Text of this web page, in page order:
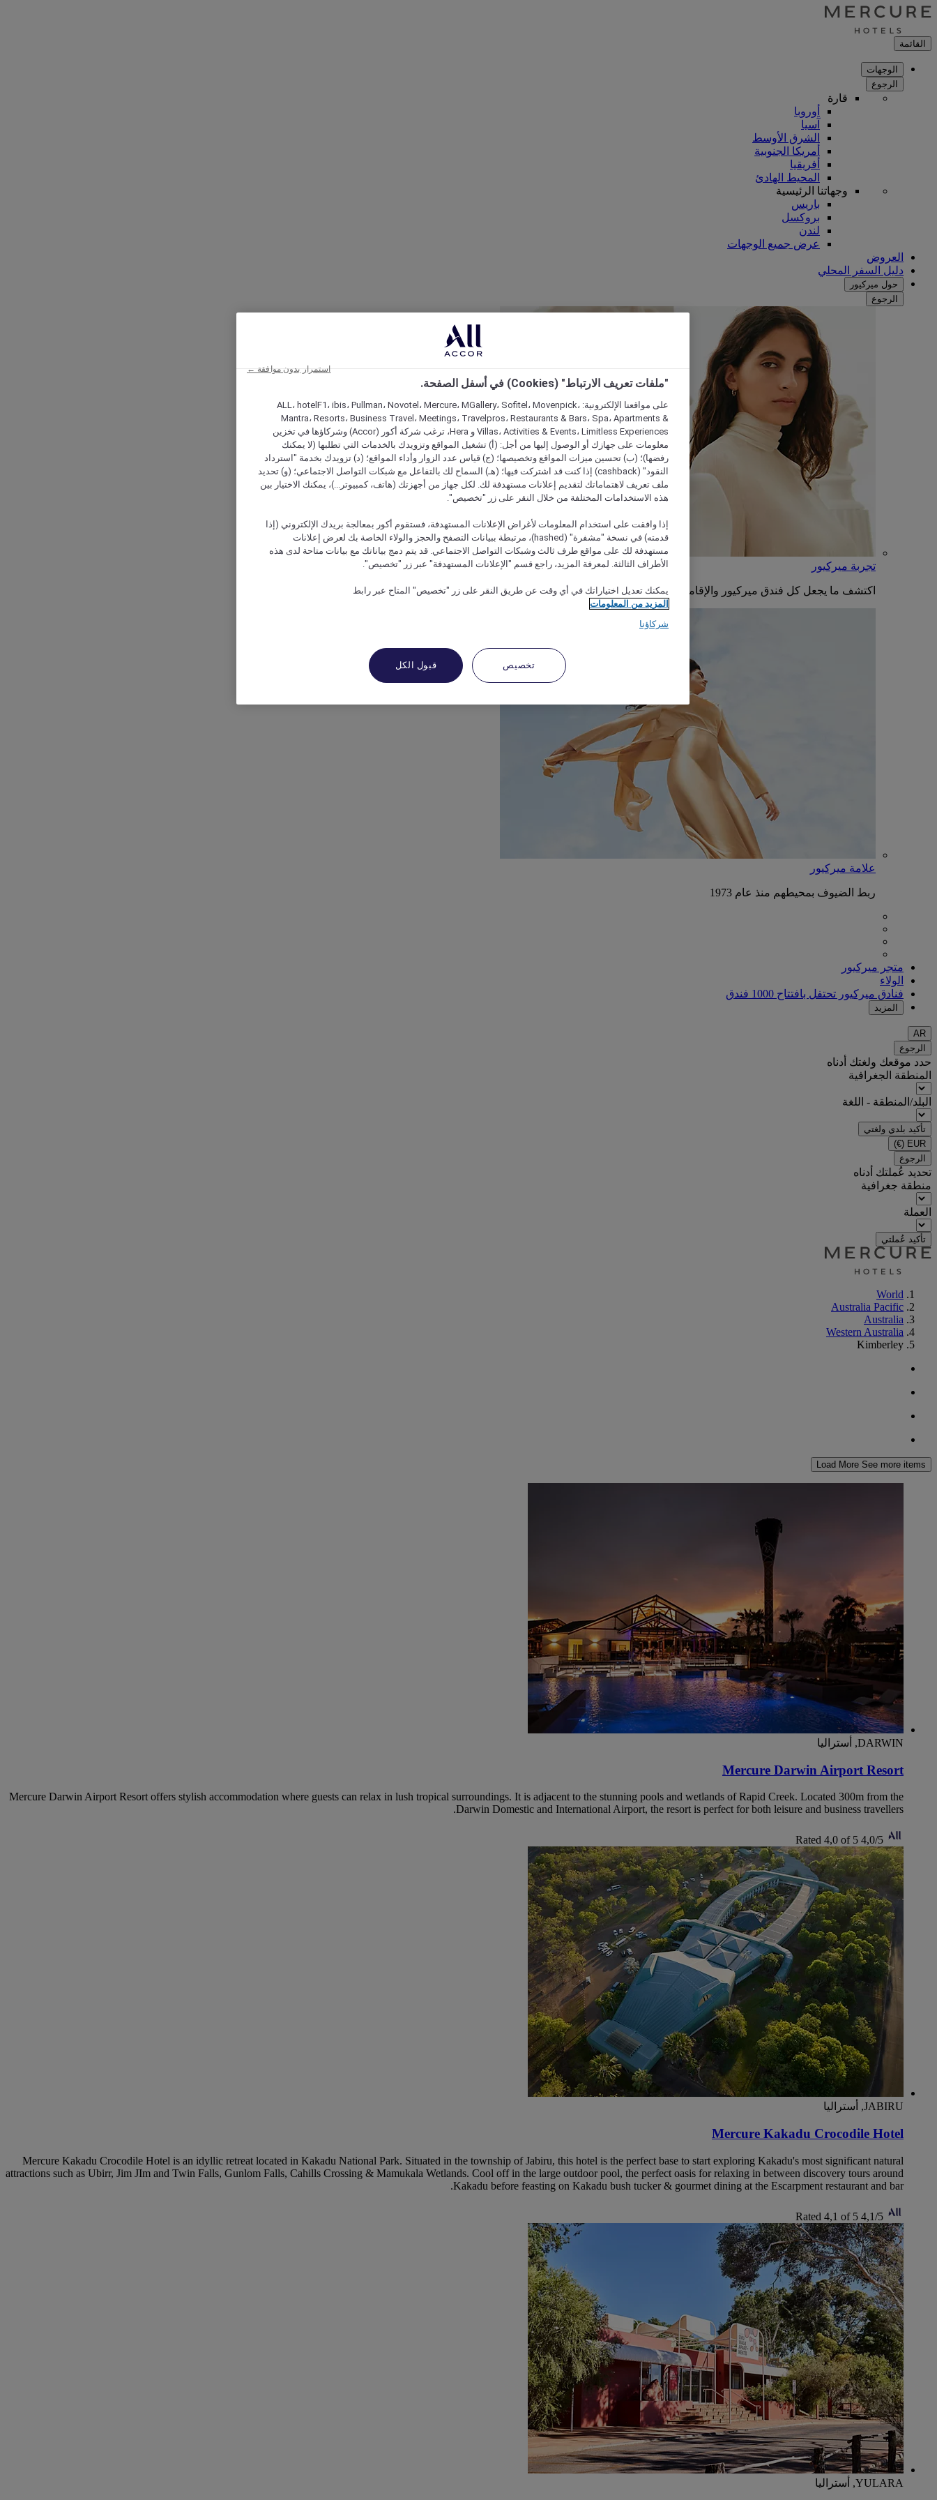
القائمة
الوجهات
الرجوع
قارة
أوروبا
آسيا
الشرق الأوسط
أمريكا الجنوبية
أفريقيا
المحيط الهادئ
وجهاتنا الرئيسية
باريس
بروكسل
لندن
عرض جميع الوجهات
العروض
دليل السفر المحلي
حول ميركيور
الرجوع
تجربة ميركيور
اكتشف ما يجعل كل فندق ميركيور والإقامة فيه فريدة من نوعها
علامة ميركيور
ربط الضيوف بمحيطهم منذ عام 1973
متجر ميركيور
الولاء
فنادق ميركيور تحتفل بافتتاح 1000 فندق
المزيد
AR
الرجوع
حدد موقعك ولغتك أدناه
المنطقة الجغرافية
البلد/المنطقة - اللغة
تأكيد بلدي ولغتي
EUR
(€)
الرجوع
تحديد عُملتك أدناه
منطقة جغرافية
العملة
تأكيد عُملتي
World
Australia Pacific
Australia
Western Australia
Kimberley
Load More See more items
DARWIN, أستراليا
Mercure Darwin Airport Resort
Mercure Darwin Airport Resort offers stylish accommodation where guests can relax in lush tropical surroundings. It is adjacent to the stunning pools and wetlands of Rapid Creek. Located 300m from the
Darwin Domestic and International Airport, the resort is perfect for both leisure and business travellers.
4,0/5
Rated 4,0 of 5
JABIRU, أستراليا
Mercure Kakadu Crocodile Hotel
Mercure Kakadu Crocodile Hotel is an idyllic retreat located in Kakadu National Park. Situated in the township of Jabiru, this hotel is the perfect base to start exploring Kakadu's most significant natural
attractions such as Ubirr, Jim JIm and Twin Falls, Gunlom Falls, Cahills Crossing & Mamukala Wetlands. Cool off in the large outdoor pool, the perfect oasis for relaxing in between discovery tours around
Kakadu before feasting on Kakadu bush tucker & gourmet dining at the Escarpment restaurant and bar.
4,1/5
Rated 4,1 of 5
YULARA, أستراليا
"ملفات تعريف الارتباط" (Cookies) في أسفل الصفحة.
على مواقعنا الإلكترونية: ALL، hotelF1، ibis، Pullman، Novotel، Mercure، MGallery، Sofitel، Movenpick،
Mantra، Resorts، Business Travel، Meetings، Travelpros، Restaurants & Bars، Spa، Apartments &
Villas، Activities & Events، Limitless Experiences و Hera، ترغب شركة أكور (Accor) وشركاؤها في تخزين
معلومات على جهازك أو الوصول إليها من أجل: (أ) تشغيل المواقع وتزويدك بالخدمات التي تطلبها (لا يمكنك
رفضها)؛ (ب) تحسين ميزات المواقع وتخصيصها؛ (ج) قياس عدد الزوار وأداء المواقع؛ (د) تزويدك بخدمة "استرداد
النقود" (cashback) إذا كنت قد اشتركت فيها؛ (هـ) السماح لك بالتفاعل مع شبكات التواصل الاجتماعي؛ (و) تحديد
ملف تعريف لاهتماماتك لتقديم إعلانات مستهدفة لك. لكل جهاز من أجهزتك (هاتف، كمبيوتر...)، يمكنك الاختيار بين
هذه الاستخدامات المختلفة من خلال النقر على زر "تخصيص".
إذا وافقت على استخدام المعلومات لأغراض الإعلانات المستهدفة، فستقوم أكور بمعالجة بريدك الإلكتروني (إذا
قدمته) في نسخة "مشفرة" (hashed)، مرتبطة ببيانات التصفح والحجز والولاء الخاصة بك لعرض إعلانات
مستهدفة لك على مواقع طرف ثالث وشبكات التواصل الاجتماعي. قد يتم دمج بياناتك مع بيانات متاحة لدى هذه
الأطراف الثالثة. لمعرفة المزيد، راجع قسم "الإعلانات المستهدفة" عبر زر "تخصيص".
يمكنك تعديل اختياراتك في أي وقت عن طريق النقر على زر "تخصيص" المتاح عبر رابط
المزيد من المعلومات
شركاؤنا
تخصيص قبول الكل
استمرار بدون موافقة ←